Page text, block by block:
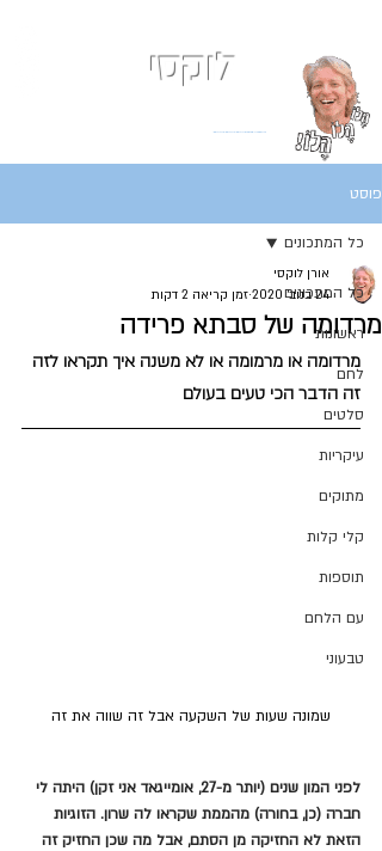
לוקסי
בלוג המתכונים של השף אורן לוקסנבורג לוקסי אנזל ולוקסי
פוסט
כל המתכונים
ראשונות
לחם
סלטים
עיקריות
מתוקים
קלי קלות
תוספות
עם הלחם
טבעוני
כל המתכונים
מרדומה של סבתא פרידה
אורן לוקסי
24 בנוב׳ 2020
זמן קריאה 2 דקות
מרדומה או מרמומה או לא משנה איך תקראו לזה
זה הדבר הכי טעים בעולם
שמונה שעות של השקעה אבל זה שווה את זה
לפני המון שנים (יותר מ-27, אומייגאד אני זקן) היתה לי
חברה (כן, בחורה) מהממת שקראו לה שרון. הזוגיות
הזאת לא החזיקה מן הסתם, אבל מה שכן החזיק זה